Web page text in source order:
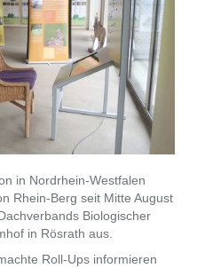
in Nordrhein-Westfalen
Rhein-Berg seit Mitte August
Biologischer
in Rösrath aus.
Roll-Ups informieren